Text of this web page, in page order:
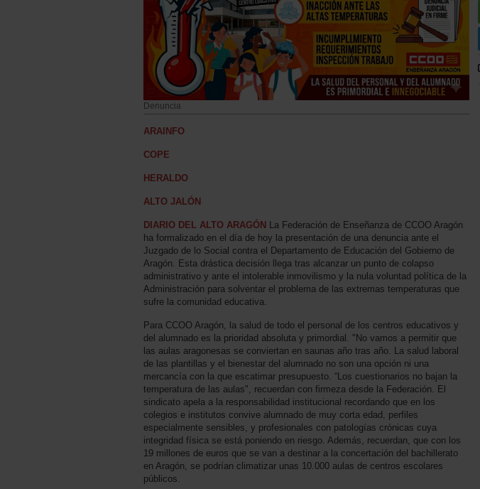
Denuncia
ARAINFO
COPE
HERALDO
ALTO JALÓN
DIARIO DEL ALTO ARAGÓN La Federación de Enseñanza de CCOO Aragón
ha formalizado en el día de hoy la presentación de una denuncia ante el
Juzgado de lo Social contra el Departamento de Educación del Gobierno de
Aragón. Esta drástica decisión llega tras alcanzar un punto de colapso
administrativo y ante el intolerable inmovilismo y la nula voluntad política de la
Administración para solventar el problema de las extremas temperaturas que
sufre la comunidad educativa.
Para CCOO Aragón, la salud de todo el personal de los centros educativos y
del alumnado es la prioridad absoluta y primordial. "No vamos a permitir que
las aulas aragonesas se conviertan en saunas año tras año. La salud laboral
de las plantillas y el bienestar del alumnado no son una opción ni una
mercancía con la que escatimar presupuesto. “Los cuestionarios no bajan la
temperatura de las aulas", recuerdan con firmeza desde la Federación. El
sindicato apela a la responsabilidad institucional recordando que en los
colegios e institutos convive alumnado de muy corta edad, perfiles
especialmente sensibles, y profesionales con patologías crónicas cuya
integridad física se está poniendo en riesgo. Además, recuerdan, que con los
19 millones de euros que se van a destinar a la concertación del bachillerato
en Aragón, se podrían climatizar unas 10.000 aulas de centros escolares
públicos.